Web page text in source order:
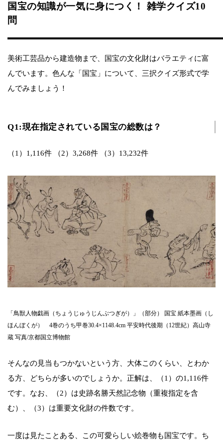
国宝の知識が一気に身につく！ 雑学クイズ10
問
美術工芸品から建造物まで、国宝の文化財はバラエティに富
んでいます。色んな「国宝」について、三択クイズ形式で学
んでみましょう！
Q1:現在指定されている国宝の総数は？
（1）1,116件 （2）3,268件 （3）13,232件
「鳥獣人物戯画（ちょうじゅうじんぶつぎが）」（部分） 国宝 紙本墨画（し
ほんぼくが） 4巻のうち甲巻30.4×1148.4cm 平安時代後期（12世紀）高山寺
蔵 写真/京都国立博物館
そんなの見当もつかないという方、大体このくらい、とわか
る方、どちらが多いのでしょうか。正解は、（1）の1,116件
です。なお、（2）は史跡名勝天然記念物（重複指定を含
む）、（3）は重要文化財の件数です。
一度は見たことある、この可愛らしい絵巻物も国宝です。ち